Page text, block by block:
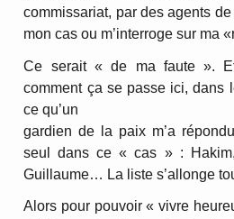
commissariat, par des agents
mon cas ou m’interroge sur ma
Ce serait « de ma faute ».
comment ça se passe ici, dans
ce qu’un
gardien de la paix m’a
seul dans ce « cas » :
Guillaume… La liste s’allonge
Alors pour pouvoir « vivre